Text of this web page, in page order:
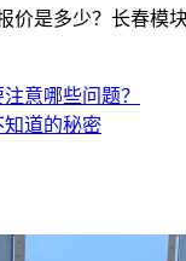
价是多少？长春模
意哪些问题？
道的秘密